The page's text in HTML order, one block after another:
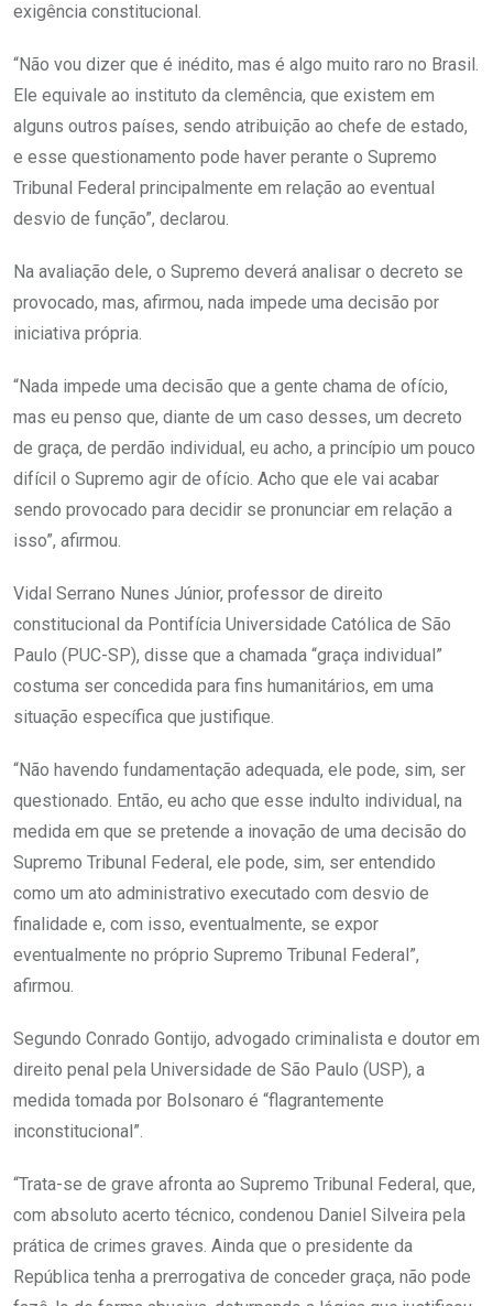
exigência constitucional.
“Não vou dizer que é inédito, mas é algo muito raro no Brasil.
Ele equivale ao instituto da clemência, que existem em
alguns outros países, sendo atribuição ao chefe de estado,
e esse questionamento pode haver perante o Supremo
Tribunal Federal principalmente em relação ao eventual
desvio de função”, declarou.
Na avaliação dele, o Supremo deverá analisar o decreto se
provocado, mas, afirmou, nada impede uma decisão por
iniciativa própria.
“Nada impede uma decisão que a gente chama de ofício,
mas eu penso que, diante de um caso desses, um decreto
de graça, de perdão individual, eu acho, a princípio um pouco
difícil o Supremo agir de ofício. Acho que ele vai acabar
sendo provocado para decidir se pronunciar em relação a
isso”, afirmou.
Vidal Serrano Nunes Júnior, professor de direito
constitucional da Pontifícia Universidade Católica de São
Paulo (PUC-SP), disse que a chamada “graça individual”
costuma ser concedida para fins humanitários, em uma
situação específica que justifique.
“Não havendo fundamentação adequada, ele pode, sim, ser
questionado. Então, eu acho que esse indulto individual, na
medida em que se pretende a inovação de uma decisão do
Supremo Tribunal Federal, ele pode, sim, ser entendido
como um ato administrativo executado com desvio de
finalidade e, com isso, eventualmente, se expor
eventualmente no próprio Supremo Tribunal Federal”,
afirmou.
Segundo Conrado Gontijo, advogado criminalista e doutor em
direito penal pela Universidade de São Paulo (USP), a
medida tomada por Bolsonaro é “flagrantemente
inconstitucional”.
“Trata-se de grave afronta ao Supremo Tribunal Federal, que,
com absoluto acerto técnico, condenou Daniel Silveira pela
prática de crimes graves. Ainda que o presidente da
República tenha a prerrogativa de conceder graça, não pode